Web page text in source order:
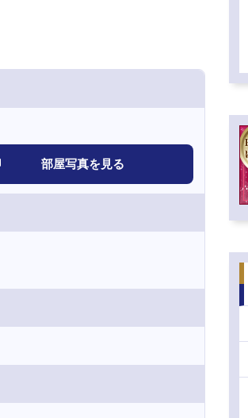
部屋写真を見る